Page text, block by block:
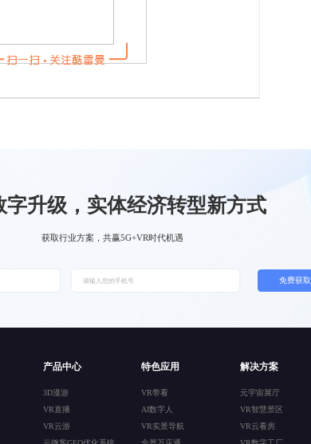
字升级，实体经济转型新方式
获取行业方案，共赢5G+VR时代机遇
免费获取
产品中心
3D漫游
VR直播
VR云游
特色应用
VR带看
AI数字人
VR实景导航
解决方案
元宇宙展厅
VR智慧景区
VR云看房